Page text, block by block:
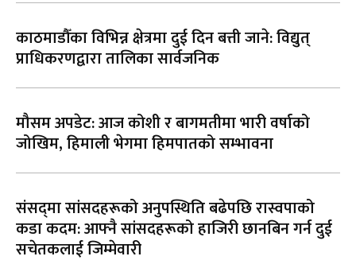
काठमाडौँका विभिन्न क्षेत्रमा दुई दिन बत्ती जाने: विद्युत्
प्राधिकरणद्वारा तालिका सार्वजनिक
मौसम अपडेट: आज कोशी र बागमतीमा भारी वर्षाको
जोखिम, हिमाली भेगमा हिमपातको सम्भावना
संसद्‌मा सांसदहरूको अनुपस्थिति बढेपछि रास्वपाको
कडा कदम: आफ्नै सांसदहरूको हाजिरी छानबिन गर्न दुई
सचेतकलाई जिम्मेवारी